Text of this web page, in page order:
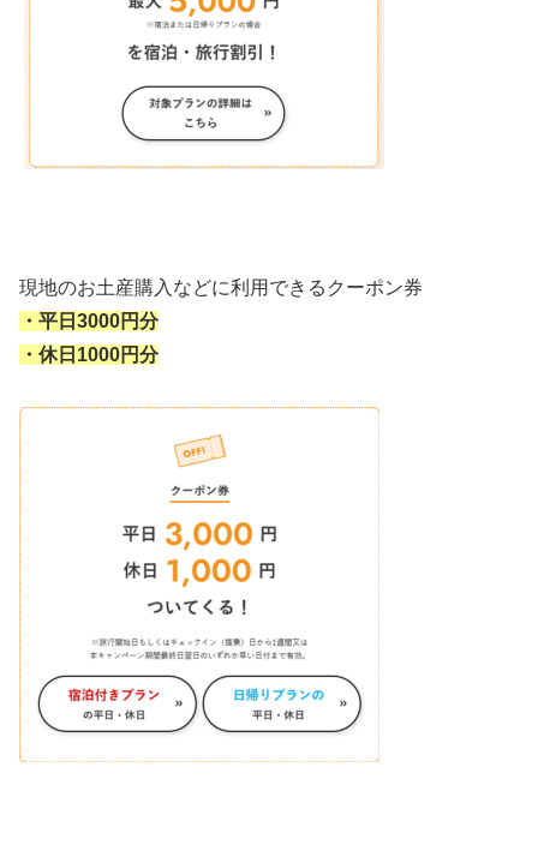
現地のお土産購入などに利用できるクーポン券
・平日3000円分
・休日1000円分